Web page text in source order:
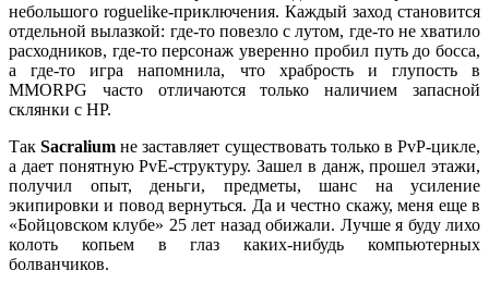
небольшого roguelike-приключения. Каждый заход становится
отдельной вылазкой: где-то повезло с лутом, где-то не хватило
расходников, где-то персонаж уверенно пробил путь до босса,
а где-то игра напомнила, что храбрость и глупость в
MMORPG часто отличаются только наличием запасной
склянки с HP.
ТакSacralium не заставляет существовать только в PvP-цикле,
а дает понятную PvE-структуру. Зашел в данж, прошел этажи,
получил опыт, деньги, предметы, шанс на усиление
экипировки и повод вернуться. Да и честно скажу, меня еще в
«Бойцовском клубе» 25 лет назад обижали. Лучше я буду лихо
колоть копьем в глаз каких-нибудь компьютерных
болванчиков.